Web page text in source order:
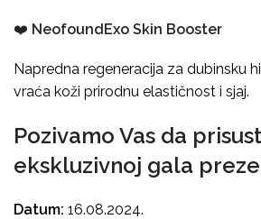
❤️ NeofoundExo Skin Booster
Napredna regeneracija za dubinsku
vraća koži prirodnu elastičnost i sjaj.
Pozivamo Vas da
ekskluzivnoj gala
Datum: 16.08.2024.